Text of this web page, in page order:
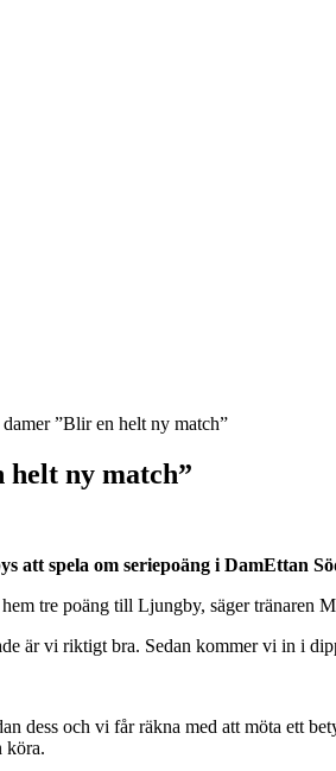
”Blir en helt ny match”
ny match”
att spela om seriepoäng i DamEttan
tre poäng till Ljungby, säger tränaren
är vi riktigt bra. Sedan kommer vi in i
dess och vi får räkna med att möta ett
köra.